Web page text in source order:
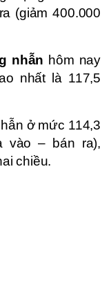
(giảm 400.000
nhẫn hôm nay
nhất là 117,5
ở mức 114,3
vào – bán ra),
chiều.